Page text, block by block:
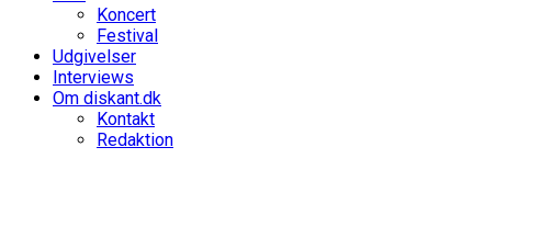
Koncert
Festival
Udgivelser
Interviews
Om diskant.dk
Kontakt
Redaktion